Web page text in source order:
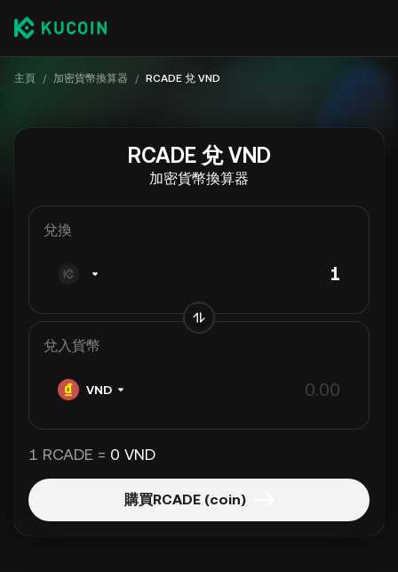
主頁 / 加密貨幣換算器 / RCADE 兌 VND
RCADE 兌 VND
加密貨幣換算器
兌換
兌入貨幣
VND
1 RCADE = 0 VND
購買RCADE (coin)